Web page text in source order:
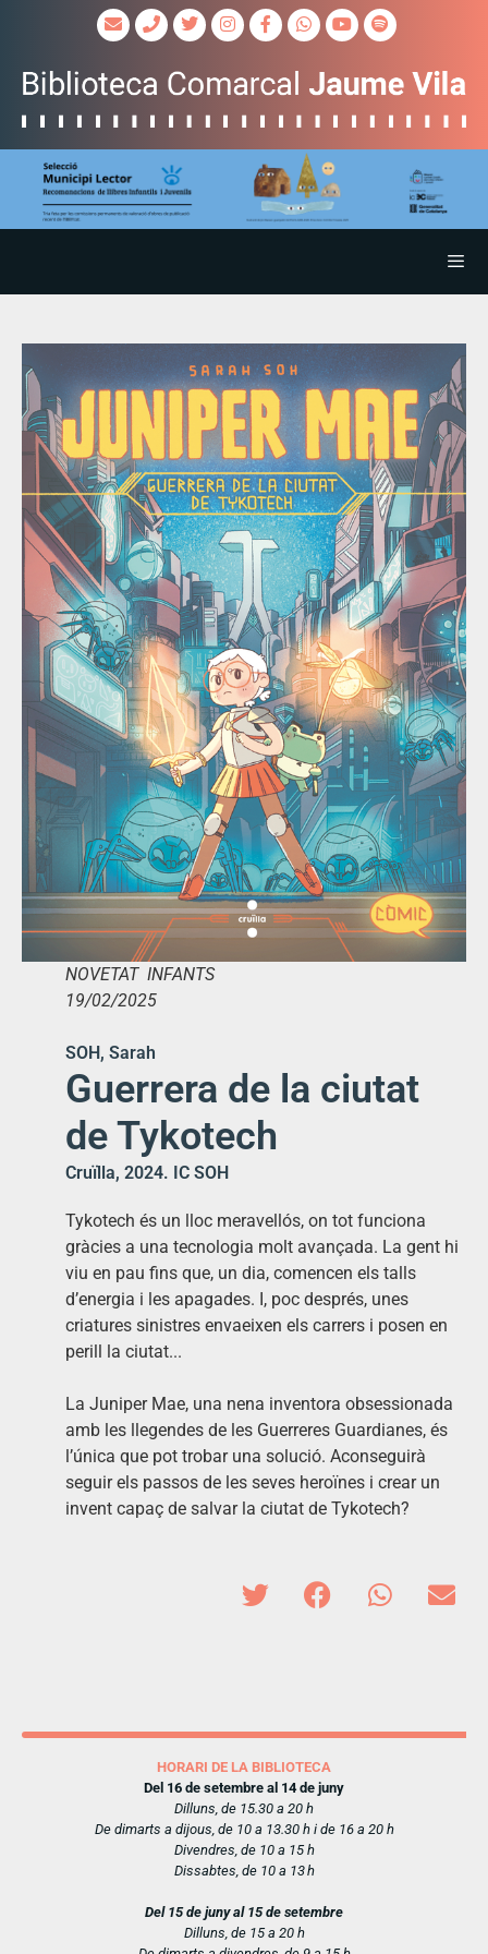
NOVETAT INFANTS
19/02/2025
SOH, Sarah
Guerrera de la ciutat
de Tykotech
Cruïlla, 2024. IC SOH
Tykotech és un lloc meravellós, on tot funciona
gràcies a una tecnologia molt avançada. La gent hi
viu en pau fins que, un dia, comencen els talls
d’energia i les apagades. I, poc després, unes
criatures sinistres envaeixen els carrers i posen en
perill la ciutat...
La Juniper Mae, una nena inventora obsessionada
amb les llegendes de les Guerreres Guardianes, és
l’única que pot trobar una solució. Aconseguirà
seguir els passos de les seves heroïnes i crear un
invent capaç de salvar la ciutat de Tykotech?
HORARI DE LA BIBLIOTECA
Del 16 de setembre al 14 de juny
Dilluns, de 15.30 a 20 h
De dimarts a dijous, de 10 a 13.30 h i de 16 a 20 h
Divendres, de 10 a 15 h
Dissabtes, de 10 a 13 h
Del 15 de juny al 15 de setembre
Dilluns, de 15 a 20 h